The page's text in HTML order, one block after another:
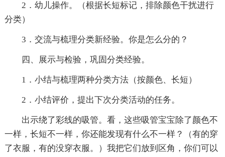
2．幼儿操作。（根据长短标记，排除颜色干扰进行
分类）
3．交流与梳理分类新经验。你是怎么分的？
四、展示与检验，巩固分类经验。
1．小结与梳理两种分类方法（按颜色、长短）
2．小结评价，提出下次分类活动的任务。
出示绕了彩线的吸管。看，这些吸管宝宝除了颜色不
一样，长短不一样，你还能发现有什么不一样？（有的穿
了衣服，有的没穿衣服。）我把它们放到区角，你们可以